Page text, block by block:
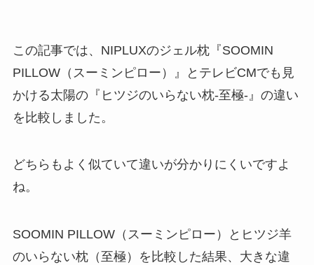
この記事では、NIPLUXのジェル枕『SOOMIN
PILLOW（スーミンピロー）』とテレビCMでも見
かける太陽の『ヒツジのいらない枕-至極-』の違い
を比較しました。
どちらもよく似ていて違いが分かりにくいですよ
ね。
SOOMIN PILLOW（スーミンピロー）とヒツジ羊
のいらない枕（至極）を比較した結果、大きな違